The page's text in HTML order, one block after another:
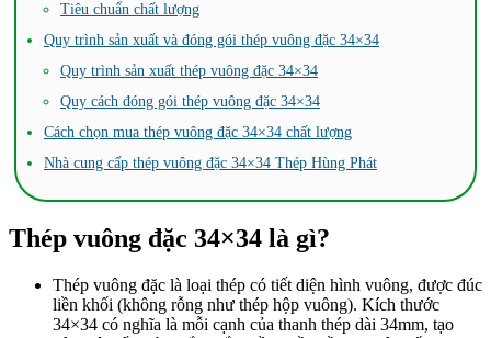
Tiêu chuẩn chất lượng
Quy trình sản xuất và đóng gói thép vuông đặc 34×34
Quy trình sản xuất thép vuông đặc 34×34
Quy cách đóng gói thép vuông đặc 34×34
Cách chọn mua thép vuông đặc 34×34 chất lượng
Nhà cung cấp thép vuông đặc 34×34 Thép Hùng Phát
Thép vuông đặc 34×34 là gì?
Thép vuông đặc là loại thép có tiết diện hình vuông, được đúc
liền khối (không rỗng như thép hộp vuông). Kích thước
34×34 có nghĩa là mỗi cạnh của thanh thép dài 34mm, tạo